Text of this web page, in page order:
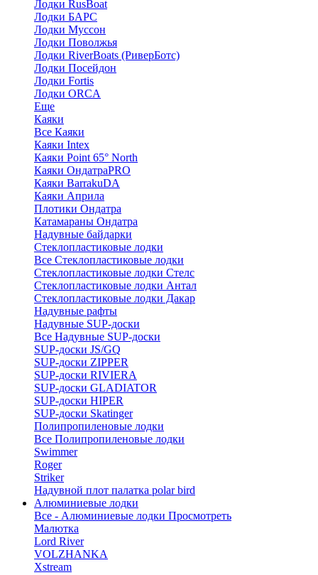
Лодки RusBoat
Лодки БАРС
Лодки Муссон
Лодки Поволжья
Лодки RiverBoats (РиверБотс)
Лодки Посейдон
Лодки Fortis
Лодки ORCA
Еще
Каяки
Все Каяки
Каяки Intex
Каяки Point 65° North
Каяки ОндатраPRO
Каяки BarrakuDA
Каяки Априла
Плотики Ондатра
Катамараны Ондатра
Надувные байдарки
Стеклопластиковые лодки
Все Стеклопластиковые лодки
Стеклопластиковые лодки Стелс
Стеклопластиковые лодки Антал
Стеклопластиковые лодки Дакар
Надувные рафты
Надувные SUP-доски
Все Надувные SUP-доски
SUP-доски JS/GQ
SUP-доски ZIPPER
SUP-доски RIVIERA
SUP-доски GLADIATOR
SUP-доски HIPER
SUP-доски Skatinger
Полипропиленовые лодки
Все Полипропиленовые лодки
Swimmer
Roger
Striker
Надувной плот палатка polar bird
Алюминиевые лодки
Все - Алюминиевые лодки Просмотреть
Малютка
Lord River
VOLZHANKA
Xstream